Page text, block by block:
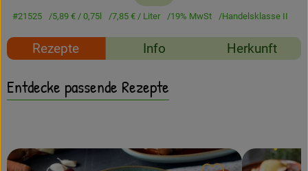
Entdecken
Über uns
#21525 5,89 €/ 0,75l 7,85 €/ Liter 19% MwSt Handelsklasse II
Rezepte Info Herkunft
Entdecke passende Rezepte